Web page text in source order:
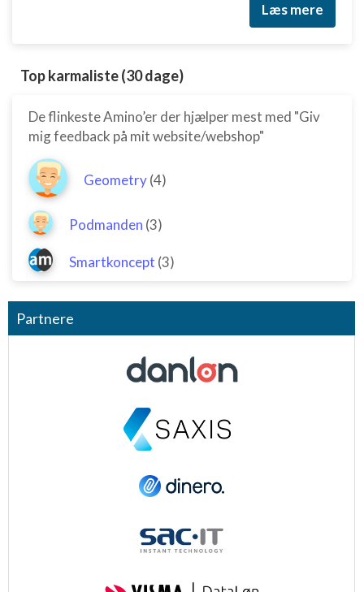
Læs mere
Top karmaliste (30 dage)
De flinkeste Amino’er der hjælper mest med "Giv
mig feedback på mit website/webshop"
Geometry(4)
Podmanden (3)
Smartkoncept (3)
Partnere